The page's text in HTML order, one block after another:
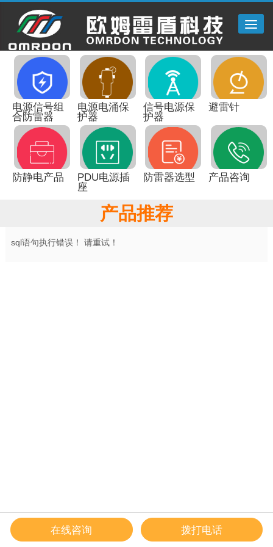
电源信号组
合防雷器
电源电涌保
护器
信号电源保
护器
避雷针
防静电产品
PDU电源插
座
防雷器选型 产品咨询
产品推荐
sql语句执行错误！ 请重试！
在线咨询 拨打电话